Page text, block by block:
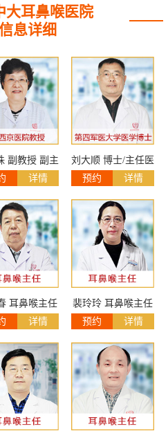
大耳鼻喉医院
息详细
副教授 副主
任医师详情
刘大顺 博士/主任医
预约 详情
耳鼻喉主任
详情
裴玲玲 耳鼻喉主任
预约
详情